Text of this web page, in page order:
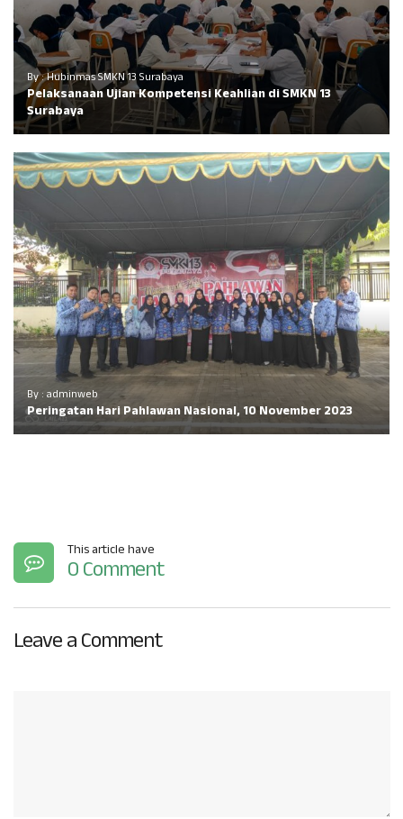
By : Hubinmas SMKN 13 Surabaya
Pelaksanaan Ujian Kompetensi Keahlian di SMKN 13
Surabaya
By : adminweb
Peringatan Hari Pahlawan Nasional, 10 November 2023
This article have
0 Comment
Leave a Comment